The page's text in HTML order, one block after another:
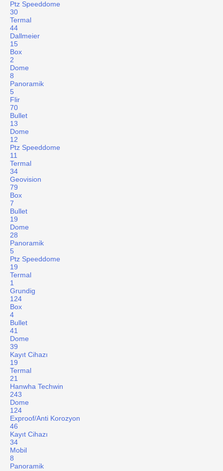
Ptz Speeddome
30
Termal
44
Dallmeier
15
Box
2
Dome
8
Panoramik
5
Flir
70
Bullet
13
Dome
12
Ptz Speeddome
11
Termal
34
Geovision
79
Box
7
Bullet
19
Dome
28
Panoramik
5
Ptz Speeddome
19
Termal
1
Grundig
124
Box
4
Bullet
41
Dome
39
Kayıt Cihazı
19
Termal
21
Hanwha Techwin
243
Dome
124
Exproof/Anti Korozyon
46
Kayıt Cihazı
34
Mobil
8
Panoramik